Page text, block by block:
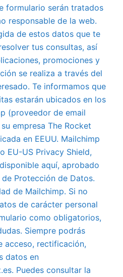
formulario serán tratados
responsable de la web.
de estos datos que te
tus consultas, así
promociones y
se realiza a través del
Te informamos que
estarán ubicados en los
(proveedor de email
empresa The Rocket
en EEUU. Mailchimp
EU-US Privacy Shield,
aquí, aprobado
Protección de Datos.
de Mailchimp. Si no
de carácter personal
como obligatorios,
Siempre podrás
acceso, rectificación,
datos en
Puedes consultar la